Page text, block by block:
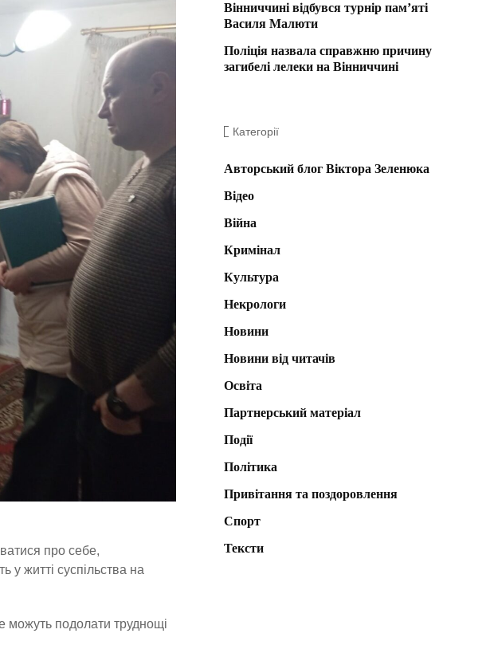
про себе,
у житті суспільства на
можуть подолати труднощі
Вінниччині відбувся турнір пам’яті
Василя Малюти
Поліція назвала справжню причину
загибелі лелеки на Вінниччині
Категорії
Авторський блог Віктора Зеленюка
Відео
Війна
Кримінал
Культура
Некрологи
Новини
Новини від читачів
Освіта
Партнерський матеріал
Події
Політика
Привітання та поздоровлення
Спорт
Тексти